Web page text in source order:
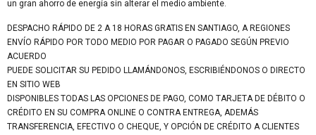
un gran ahorro de energía sin alterar el medio ambiente.
DESPACHO RÁPIDO DE 2 A 18 HORAS GRATIS EN SANTIAGO, A REGIONES
ENVÍO RÁPIDO POR TODO MEDIO POR PAGAR O PAGADO SEGÚN PREVIO
ACUERDO
PUEDE SOLICITAR SU PEDIDO LLAMÁNDONOS, ESCRIBIÉNDONOS O DIRECTO
EN SITIO WEB
DISPONIBLES TODAS LAS OPCIONES DE PAGO, COMO TARJETA DE DÉBITO O
CRÉDITO EN SU COMPRA ONLINE O CONTRA ENTREGA, ADEMÁS
TRANSFERENCIA, EFECTIVO O CHEQUE, Y OPCIÓN DE CRÉDITO A CLIENTES